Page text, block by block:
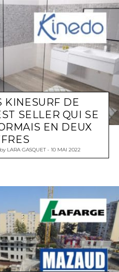
KINESURF DE
SELLER QUI SE
EN DEUX
LARA GASQUET 10 MAI 2022